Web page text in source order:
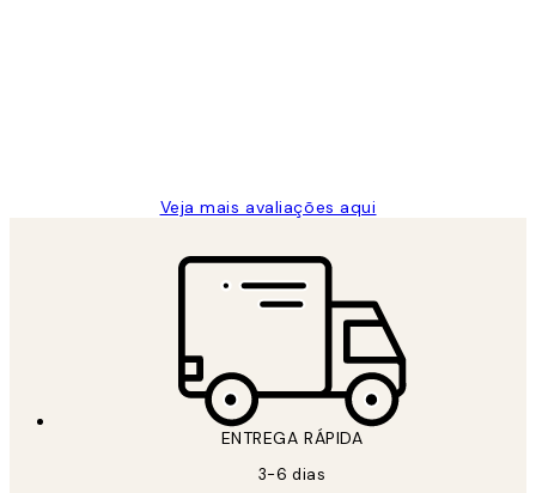
Veja mais avaliações aqui
ENTREGA RÁPIDA
3-6 dias